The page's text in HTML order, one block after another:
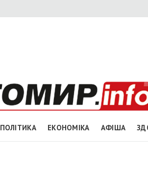
ПОЛІТИКА ЕКОНОМІКА АФІША